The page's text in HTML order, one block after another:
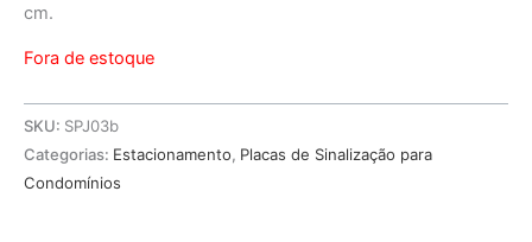
cm.
Fora de estoque
SKU: SPJ03b
Categorias: Estacionamento, Placas de Sinalização para
Condomínios